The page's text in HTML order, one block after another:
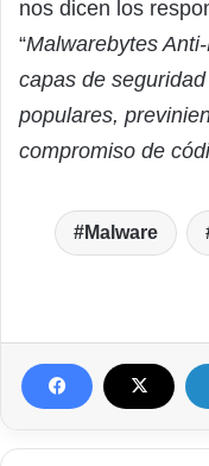
nos dicen los
“Malwarebytes
capas de
populares,
compromiso de
Malware